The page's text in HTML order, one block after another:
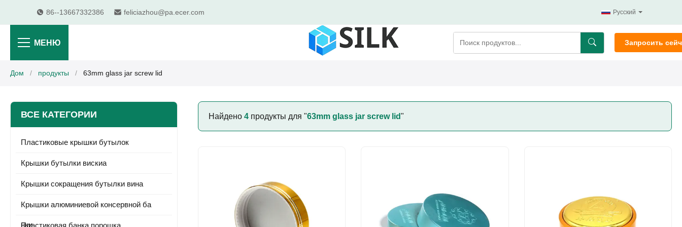
86--13667332386 feliciazhou@pa.ecer.com Русский
МЕНЮ Запросить
Дом / продукты / 63mm glass jar screw lid
ВСЕ КАТЕГОРИИ
Пластиковые крышки бутылок
Крышки бутылки вискиа
Крышки сокращения бутылки вина
Крышки алюминиевой консервной ба
нки
Пластиковая банка порошка
Найдено 4 продукты для "63mm glass jar screw lid"